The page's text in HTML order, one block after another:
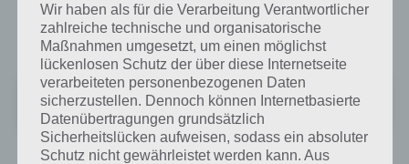
Critter Escape für Android
Critter Escape!
Preis:Kostenlos +
Wir haben als für die Verarbeitung Verantwortlicher
zahlreiche technische und organisatorische
Maßnahmen umgesetzt, um einen möglichst
lückenlosen Schutz der über diese Internetseite
verarbeiteten personenbezogenen Daten
sicherzustellen. Dennoch können Internetbasierte
Datenübertragungen grundsätzlich
Sicherheitslücken aufweisen, sodass ein absoluter
Schutz nicht gewährleistet werden kann. Aus